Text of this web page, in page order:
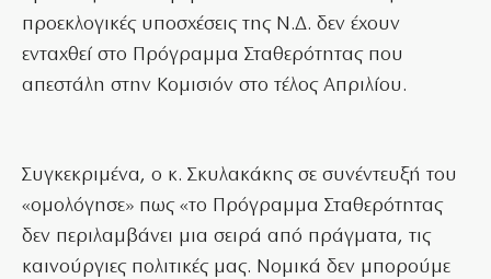
προεκλογικές υποσχέσεις της Ν.Δ. δεν έχουν
ενταχθεί στο Πρόγραμμα Σταθερότητας που
απεστάλη στην Κομισιόν στο τέλος Απριλίου.
Συγκεκριμένα, ο κ. Σκυλακάκης σε συνέντευξή του
«ομολόγησε» πως «το Πρόγραμμα Σταθερότητας
δεν περιλαμβάνει μια σειρά από πράγματα, τις
καινούργιες πολιτικές μας. Νομικά δεν μπορούμε